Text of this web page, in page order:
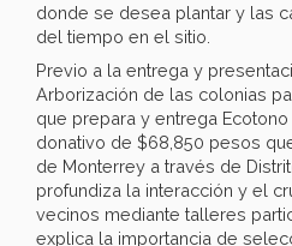
donde se desea plantar y las
del tiempo en el sitio.
Previo a la entrega y
Arborización de las colonias
que prepara y entrega
donativo de $68,850 pesos
de Monterrey a través de
profundiza la interacción y el
vecinos mediante talleres
explica la importancia de